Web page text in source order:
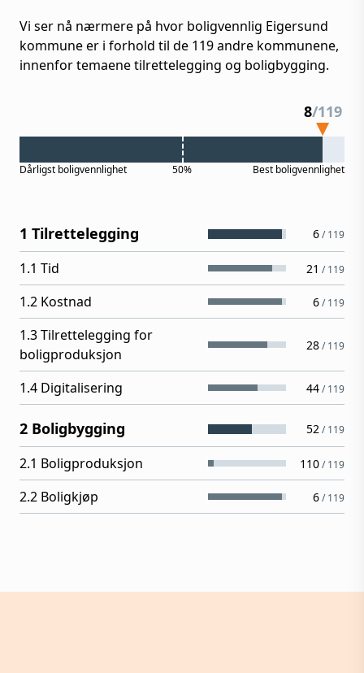
Vi ser nå nærmere på hvor boligvennlig Eigersund
kommune er i forhold til de 119andre kommunene,
innenfor temaene tilrettelegging og boligbygging.
8/119
Dårligst boligvennlighet 50% Best boligvennlighet
1 Tilrettelegging 6/119
1.1 Tid 21 /119
1.2 Kostnad 6/119
1.3 Tilrettelegging for
boligproduksjon
28/119
1.4 Digitalisering 44/119
2 Boligbygging 52/119
2.1 Boligproduksjon 110/119
2.2 Boligkjøp 6/119